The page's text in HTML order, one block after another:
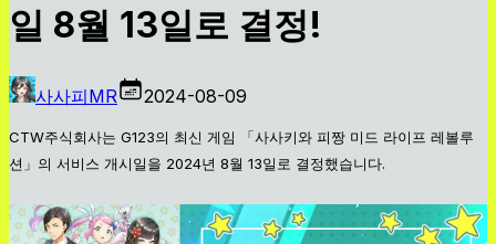
일 8월 13일로 결정!
사사피MR 2024-08-09
CTW주식회사는 G123의 최신 게임 「사사키와 피짱 미드 라이프 레볼루
션」의 서비스 개시일을 2024년 8월 13일로 결정했습니다.